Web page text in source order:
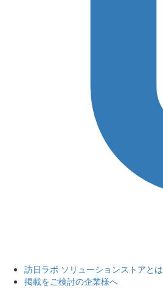
訪日ラボ ソリューションストアとは
掲載をご検討の企業様へ